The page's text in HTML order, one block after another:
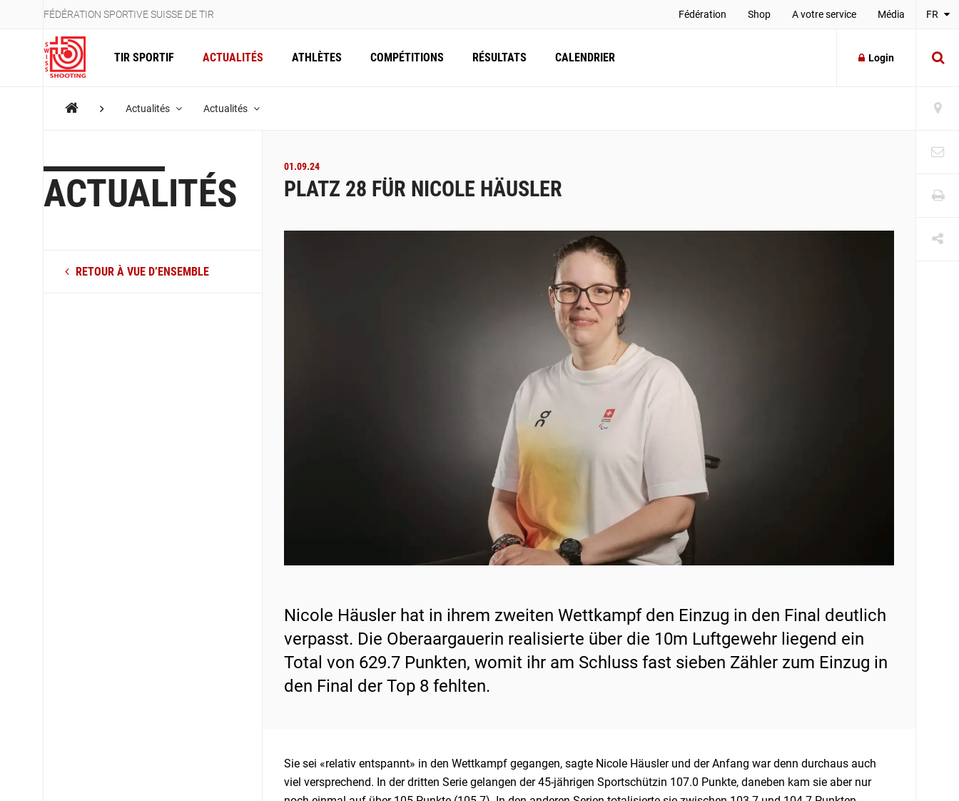
FÉDÉRATION SPORTIVE SUISSE DE TIR Fédération Shop A votre service Média FR
TIR SPORTIF ACTUALITÉS ATHLÈTES COMPÉTITIONS RÉSULTATS CALENDRIER Login
Actualités Actualités
ACTUALITÉS
RETOUR À VUE D’ENSEMBLE
01.09.24
PLATZ 28 FÜR NICOLE HÄUSLER
Nicole Häusler hat in ihrem zweiten Wettkampf den Einzug in den Final deutlich
verpasst. Die Oberaargauerin realisierte über die 10m Luftgewehr liegend ein
Total von 629.7 Punkten, womit ihr am Schluss fast sieben Zähler zum Einzug in
den Final der Top 8 fehlten.
Sie sei «relativ entspannt» in den Wettkampf gegangen, sagte Nicole Häusler und der Anfang war denn durchaus auch
viel versprechend. In der dritten Serie gelangen der 45-jährigen Sportschützin 107.0 Punkte, daneben kam sie aber nur